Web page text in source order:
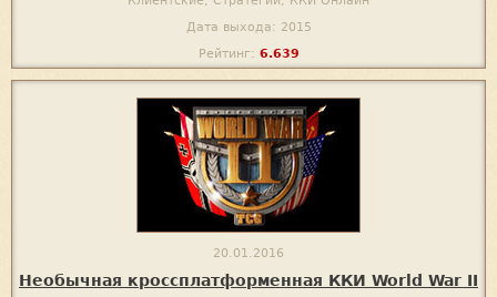
Дата выхода: 2015
Рейтинг: 6.639
20.01.2016
Необычная кроссплатформенная ККИ World War II